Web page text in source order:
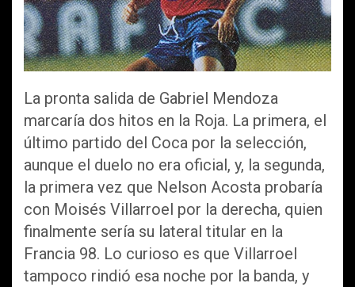
La pronta salida de Gabriel Mendoza
marcaría dos hitos en la Roja. La primera, el
último partido del Coca por la selección,
aunque el duelo no era oficial, y, la segunda,
la primera vez que Nelson Acosta probaría
con Moisés Villarroel por la derecha, quien
finalmente sería su lateral titular en la
Francia 98. Lo curioso es que Villarroel
tampoco rindió esa noche por la banda, y